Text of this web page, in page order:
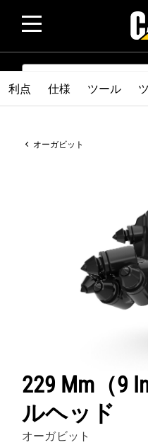
SEARCH
オーガビット
229 Mm（9
ルヘッド
オーガビット
利点 仕様 ツール